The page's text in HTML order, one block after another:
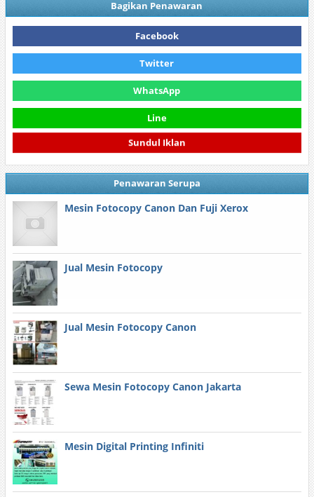
Bagikan Penawaran
Facebook
Twitter
WhatsApp
Line
Sundul Iklan
Penawaran Serupa
Mesin Fotocopy Canon Dan Fuji Xerox
Jual Mesin Fotocopy
Jual Mesin Fotocopy Canon
Sewa Mesin Fotocopy Canon Jakarta
Mesin Digital Printing Infiniti